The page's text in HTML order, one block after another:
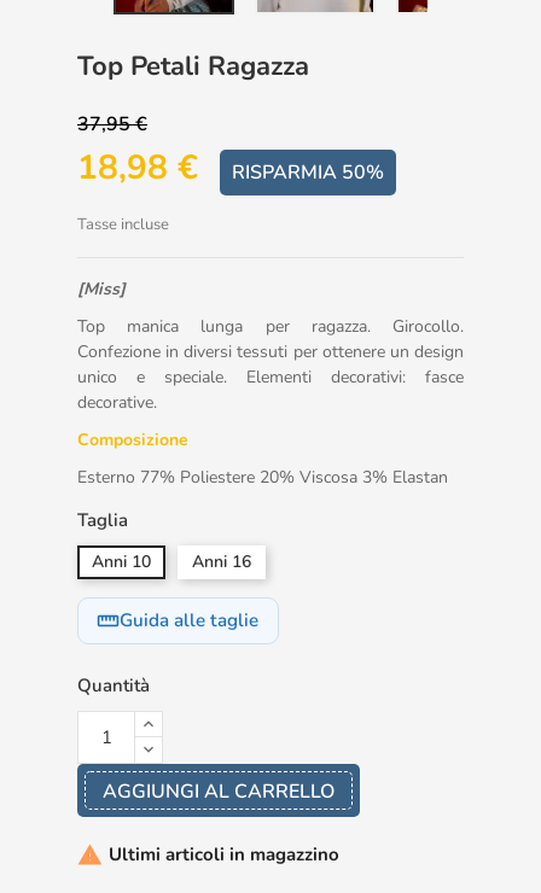
Top Petali Ragazza
37,95 €
18,98 € RISPARMIA 50%
Tasse incluse
[Miss]
Top manica lunga per ragazza. Girocollo.
Confezione in diversi tessuti per ottenere un design
unico e speciale. Elementi decorativi: fasce
decorative.
Composizione
Esterno 77% Poliestere 20% Viscosa 3% Elastan
Taglia
Anni 10 Anni 16
straightenGuida alle taglie
Quantità
AGGIUNGI AL CARRELLO
 Ultimi articoli in magazzino